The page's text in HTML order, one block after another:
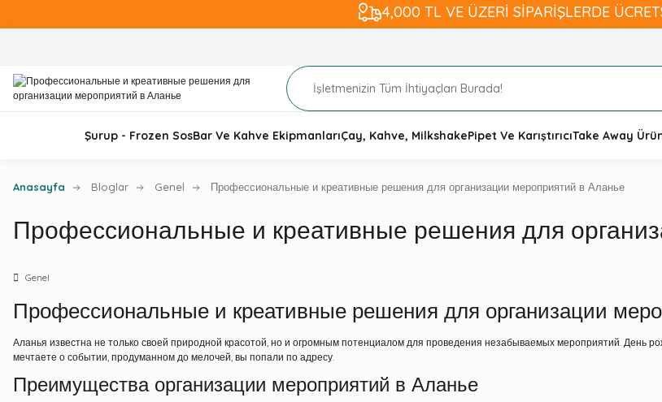
4,000 TL VE ÜZERİ SİPARİŞLERDE
Şurup - Frozen SosBar Ve Kahve EkipmanlarıÇay, Kahve, MilkshakePipet Ve KarıştırıcıTake Away
Anasayfa Bloglar Genel Профессиональные и креативные решения для организации мероприятий в Аланье
Профессиональные и креативные решения для
Genel
Профессиональные и креативные решения для организации
Аланья известна не только своей природной красотой, но и огромным потенциалом для проведения незабываемых мероприятий. День
мечтаете о событии, продуманном до мелочей, вы попали по адресу.
Преимущества организации мероприятий в Аланье